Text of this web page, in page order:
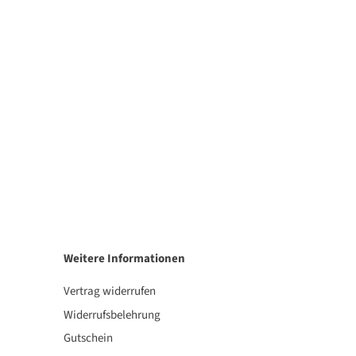
Weitere Informationen
Vertrag widerrufen
Widerrufsbelehrung
Gutschein